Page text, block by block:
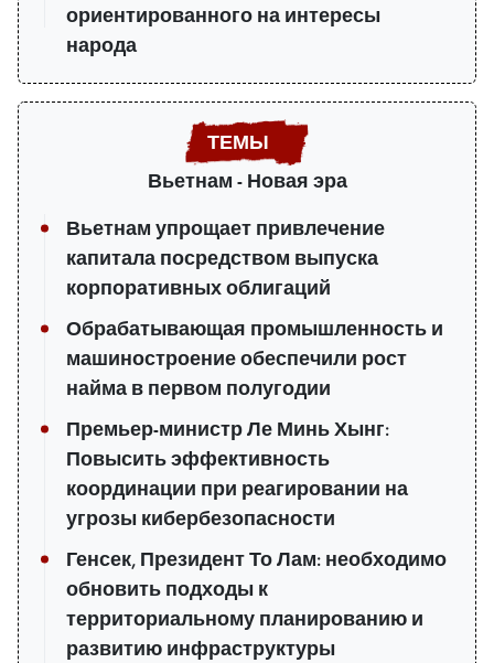
ориентированного на интересы
народа
Вьетнам - Новая эра
Вьетнам упрощает привлечение
капитала посредством выпуска
корпоративных облигаций
Обрабатывающая промышленность и
машиностроение обеспечили рост
найма в первом полугодии
Премьер-министр Ле Минь Хынг:
Повысить эффективность
координации при реагировании на
угрозы кибербезопасности
Генсек, Президент То Лам: необходимо
обновить подходы к
территориальному планированию и
развитию инфраструктуры